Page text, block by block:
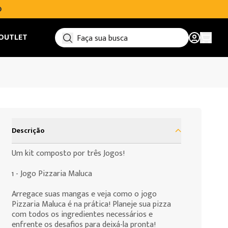
Descrição
Um kit composto por três Jogos!
1 - Jogo Pizzaria Maluca
Arregace suas mangas e veja como o jogo
Pizzaria Maluca é na prática! Planeje sua pizza
com todos os ingredientes necessários e
enfrente os desafios para deixá-la pronta!